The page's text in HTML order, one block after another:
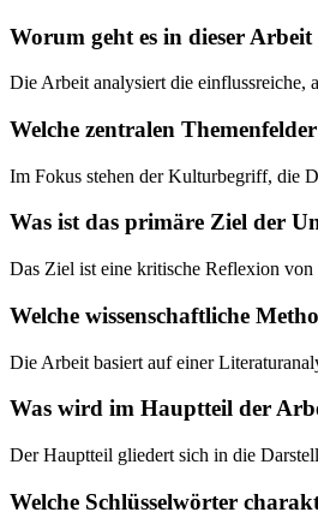
Worum geht es in dieser
Die Arbeit analysiert die einflussreiche,
Welche zentralen
Im Fokus stehen der Kulturbegriff, die
Was ist das primäre Ziel der
Das Ziel ist eine kritische Reflexion von
Welche wissenschaftliche
Die Arbeit basiert auf einer
Was wird im Hauptteil der
Der Hauptteil gliedert sich in die
Welche Schlüsselwörter